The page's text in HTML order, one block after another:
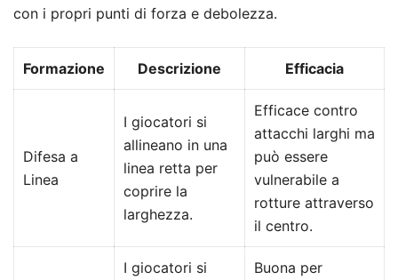
con i propri punti di forza e debolezza.
Formazione Descrizione Efficacia
Difesa a
Linea
I giocatori si
allineano in una
linea retta per
coprire la
larghezza.
Efficace contro
attacchi larghi ma
può essere
vulnerabile a
rotture attraverso
il centro.
I giocatori si
Buona per